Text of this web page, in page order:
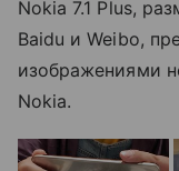
Nokia 7.1 Plus,
Baidu и Weibo,
изображениями
Nokia.